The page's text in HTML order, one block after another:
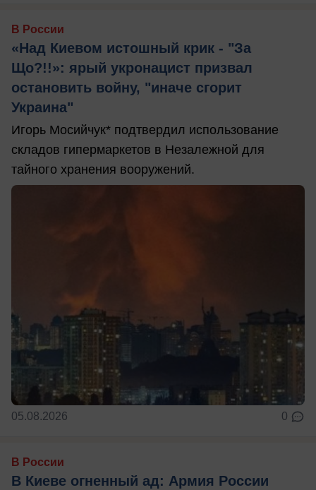
В России
«Над Киевом истошный крик - "За
Що?!!»: ярый укронацист призвал
остановить войну, "иначе сгорит
Украина"
Игорь Мосийчук* подтвердил использование
складов гипермаркетов в Незалежной для
тайного хранения вооружений.
05.08.2026 0
В России
В Киеве огненный ад: Армия России